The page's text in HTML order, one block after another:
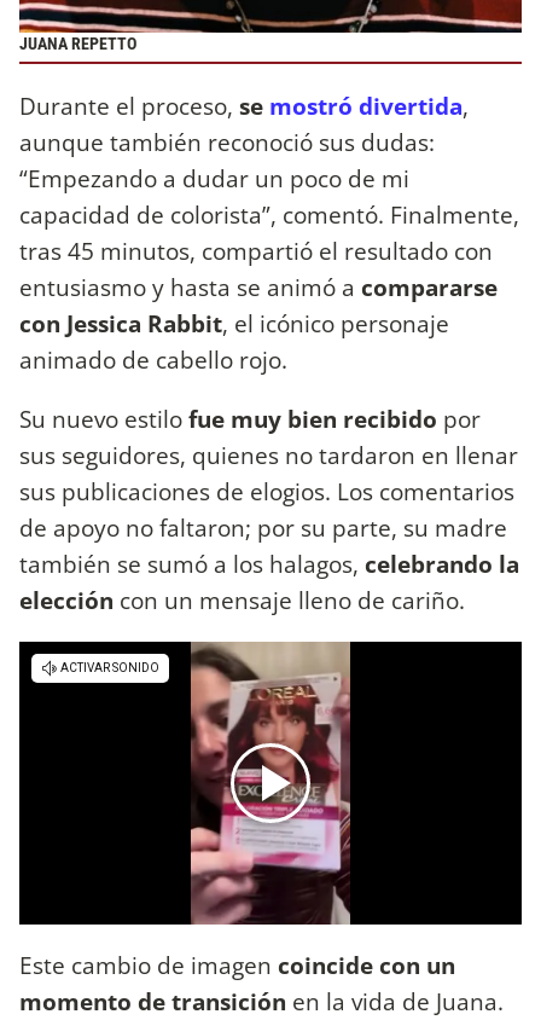
JUANA REPETTO
Durante el proceso, se mostró divertida,
aunque también reconoció sus dudas:
“Empezando a dudar un poco de mi
capacidad de colorista”, comentó. Finalmente,
tras 45 minutos, compartió el resultado con
entusiasmo y hasta se animó a compararse
con Jessica Rabbit, el icónico personaje
animado de cabello rojo.
Su nuevo estilofue muy bien recibido por
sus seguidores, quienes no tardaron en llenar
sus publicaciones de elogios. Los comentarios
de apoyo no faltaron; por su parte, su madre
también se sumó a los halagos, celebrando la
elección con un mensaje lleno de cariño.
Este cambio de imagen coincide con un
momento de transición en la vida de Juana.